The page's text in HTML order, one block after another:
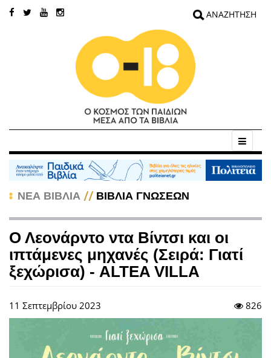
ΝΕΑ ΒΙΒΛΙΑ // ΒΙΒΛΙΑ ΓΝΩΣΕΩΝ
Ο Λεονάρντο ντα Βίντσι και οι
ιπτάμενες μηχανές (Σειρά: Γιατί
ξεχώρισα) - ALTEA VILLA
11 Σεπτεμβρίου 2023 826